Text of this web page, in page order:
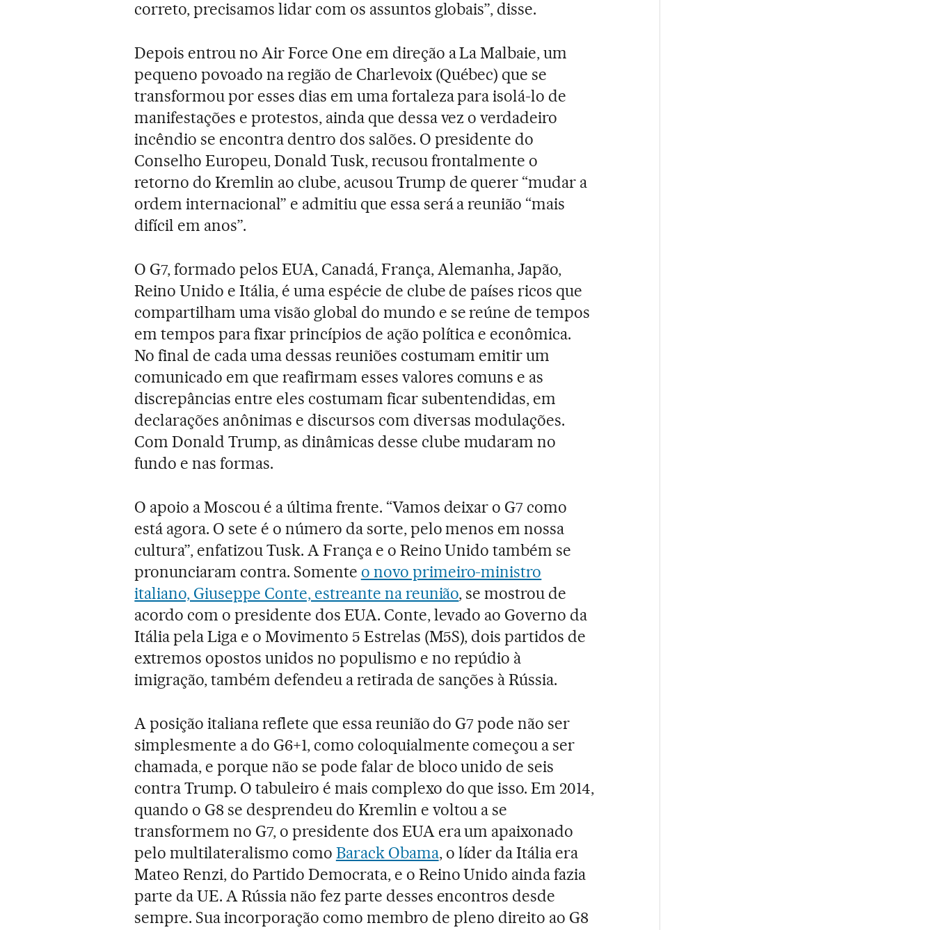
correto, precisamos lidar com os assuntos globais”, disse.
Depois entrou no Air Force One em direção a La Malbaie, um
pequeno povoado na região de Charlevoix (Québec) que se
transformou por esses dias em uma fortaleza para isolá-lo de
manifestações e protestos, ainda que dessa vez o verdadeiro
incêndio se encontra dentro dos salões. O presidente do
Conselho Europeu, Donald Tusk, recusou frontalmente o
retorno do Kremlin ao clube, acusou Trump de querer “mudar a
ordem internacional” e admitiu que essa será a reunião “mais
difícil em anos”.
O G7, formado pelos EUA, Canadá, França, Alemanha, Japão,
Reino Unido e Itália, é uma espécie de clube de países ricos que
compartilham uma visão global do mundo e se reúne de tempos
em tempos para fixar princípios de ação política e econômica.
No final de cada uma dessas reuniões costumam emitir um
comunicado em que reafirmam esses valores comuns e as
discrepâncias entre eles costumam ficar subentendidas, em
declarações anônimas e discursos com diversas modulações.
Com Donald Trump, as dinâmicas desse clube mudaram no
fundo e nas formas.
O apoio a Moscou é a última frente. “Vamos deixar o G7 como
está agora. O sete é o número da sorte, pelo menos em nossa
cultura”, enfatizou Tusk. A França e o Reino Unido também se
pronunciaram contra. Somente o novo primeiro-ministro
italiano, Giuseppe Conte, estreante na reunião, se mostrou de
acordo com o presidente dos EUA. Conte, levado ao Governo da
Itália pela Liga e o Movimento 5 Estrelas (M5S), dois partidos de
extremos opostos unidos no populismo e no repúdio à
imigração, também defendeu a retirada de sanções à Rússia.
A posição italiana reflete que essa reunião do G7 pode não ser
simplesmente a do G6+1, como coloquialmente começou a ser
chamada, e porque não se pode falar de bloco unido de seis
contra Trump. O tabuleiro é mais complexo do que isso. Em 2014,
quando o G8 se desprendeu do Kremlin e voltou a se
transformem no G7, o presidente dos EUA era um apaixonado
pelo multilateralismo como Barack Obama, o líder da Itália era
Mateo Renzi, do Partido Democrata, e o Reino Unido ainda fazia
parte da UE. A Rússia não fez parte desses encontros desde
sempre. Sua incorporação como membro de pleno direito ao G8